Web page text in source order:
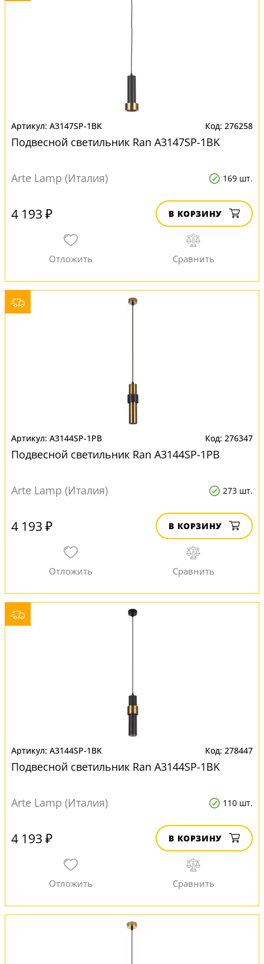
A3147SP-1BK 276258
Подвесной светильник Ran A3147SP-1BK
Arte Lamp (Италия) 169 шт.
4 193 ₽ В КОРЗИНУ
A3144SP-1PB 276347
Подвесной светильник Ran A3144SP-1PB
Arte Lamp (Италия) 273 шт.
4 193 ₽ В КОРЗИНУ
A3144SP-1BK 278447
Подвесной светильник Ran A3144SP-1BK
Arte Lamp (Италия) 110 шт.
4 193 ₽ В КОРЗИНУ